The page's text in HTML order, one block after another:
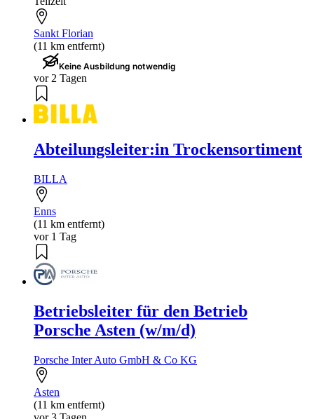
Sankt Florian
(11 km entfernt)
Keine Ausbildung notwendig
vor 2 Tagen
Abteilungsleiter:in Trockensortiment
BILLA
Enns
(11 km entfernt)
vor 1 Tag
Betriebsleiter für den Betrieb
Porsche Asten (w/m/d)
Porsche Inter Auto GmbH & Co KG
Asten
(11 km entfernt)